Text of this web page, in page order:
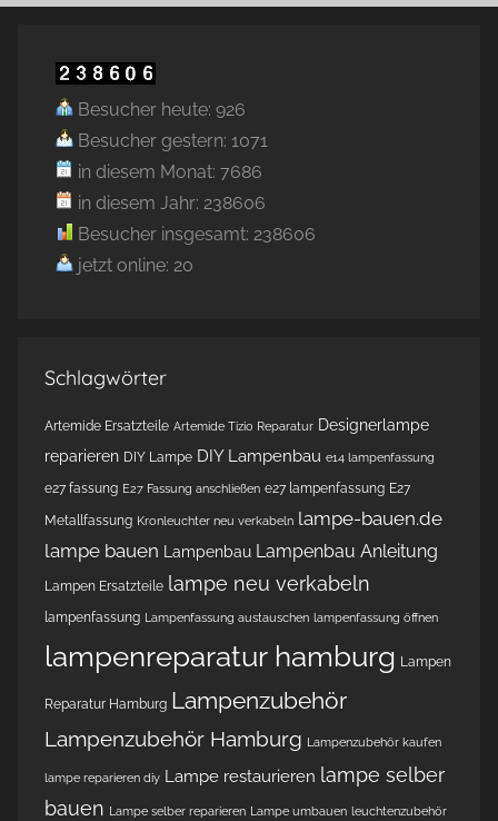
Besucher heute: 926
Besucher gestern: 1071
in diesem Monat: 7686
in diesem Jahr: 238606
Besucher insgesamt: 238606
jetzt online: 20
Schlagwörter
Artemide Ersatzteile Artemide Tizio Reparatur Designerlampe
reparieren DIY Lampe DIY Lampenbau e14 lampenfassung
e27 fassung E27 Fassung anschließen e27 lampenfassung E27
Metallfassung Kronleuchter neu verkabeln lampe-bauen.de
lampe bauen
Lampenbau Lampenbau Anleitung
Lampen Ersatzteile lampe neu verkabeln
lampenfassung Lampenfassung austauschen lampenfassung öffnen
lampenreparatur hamburg Lampen
Reparatur Hamburg Lampenzubehör
Lampenzubehör Hamburg Lampenzubehör kaufen
lampe reparieren diy Lampe restaurieren lampe selber
bauen Lampe selber reparieren Lampe umbauen leuchtenzubehör